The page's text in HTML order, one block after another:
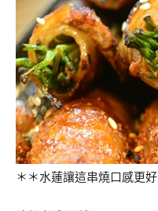
＊＊水蓮讓這串燒口感更好